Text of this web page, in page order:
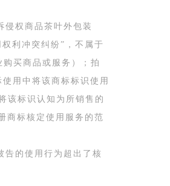
侵权商品茶叶外包装
利冲突纠纷”，不属于
买商品或服务）；拍
用中将该商标标识使用
该标识认知为所销售的
商标核定使用服务的范
告的使用行为超出了核